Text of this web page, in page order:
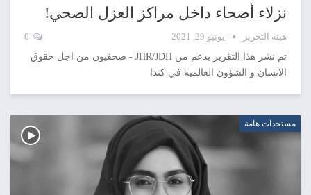
نزلاء أصحاء داخل مراكز العزل الصحي!
هيئة التحرير يونيو 29, 2021
تم نشر هذا التقرير بدعم من JHR/JDH - صحفيون من اجل حقوق
الانسان و الشؤون العالمية في كندا
مستجدات هامة